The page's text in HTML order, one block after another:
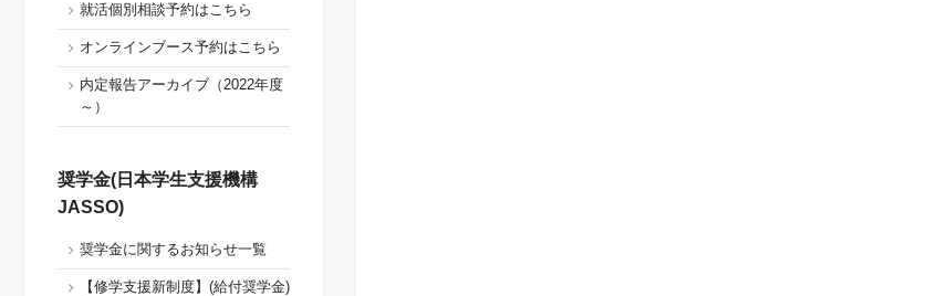
就活個別相談予約はこちら
オンラインブース予約はこちら
内定報告アーカイブ（2022年度
～）
奨学金(日本学生支援機構
JASSO)
奨学金に関するお知らせ一覧
【修学支援新制度】(給付奨学金)